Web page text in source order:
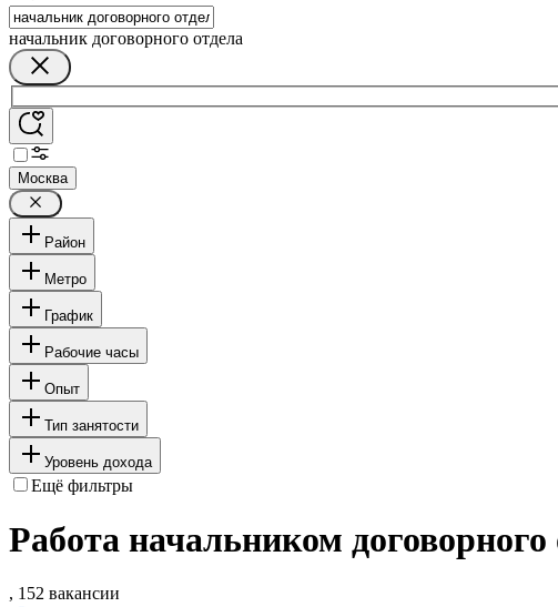
начальник договорного отдела
Москва
Район
Метро
График
Рабочие часы
Опыт
Тип занятости
Уровень дохода
Ещё фильтры
Работа начальником
, 152 вакансии